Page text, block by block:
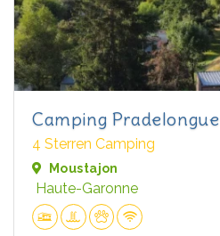
Camping Pradelongue
4 Sterren Camping
Moustajon
Haute-Garonne